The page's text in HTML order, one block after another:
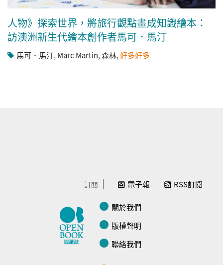
人物》探索世界，將旅行觀點畫成知識繪本：
訪澳洲新生代繪本創作者馬可．馬汀
馬可．馬汀,Marc Martin,森林,好多好多
訂閱 電子報 RSS訂閱
關於我們
版權聲明
聯絡我們